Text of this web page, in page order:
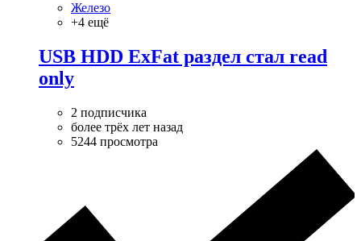
Железо
+4 ещё
USB HDD ExFat раздел стал read
only
2 подписчика
более трёх лет назад
5244 просмотра